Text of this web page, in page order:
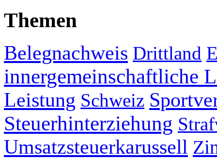
Themen
Belegnachweis Drittland
innergemeinschaftliche
Leistung Schweiz
Steuerhinterziehung
Umsatzsteuerkarussell